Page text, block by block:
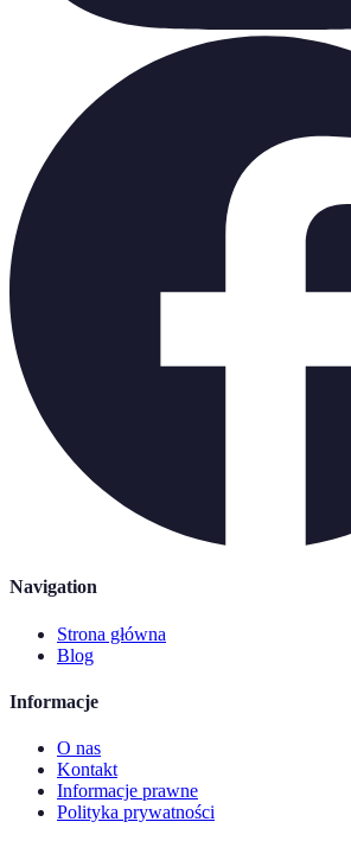
Navigation
Strona główna
Blog
Informacje
O nas
Kontakt
Informacje prawne
Polityka prywatności